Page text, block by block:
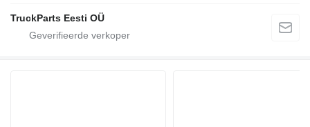
TruckParts Eesti OÜ